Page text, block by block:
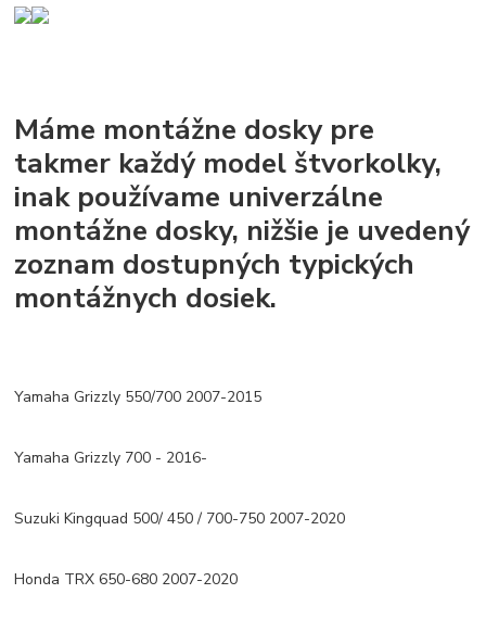
Máme montážne dosky pre
takmer každý model štvorkolky,
inak používame univerzálne
montážne dosky, nižšie je uvedený
zoznam dostupných typických
montážnych dosiek.
Yamaha Grizzly 550/700 2007-2015
Yamaha Grizzly 700 - 2016-
Suzuki Kingquad 500/ 450 / 700-750 2007-2020
Honda TRX 650-680 2007-2020